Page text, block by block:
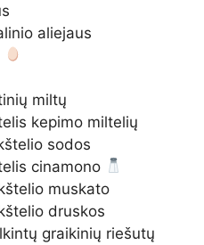
aliejaus
miltų
kepimo miltelių
sodos
cinamono
muskato
druskos
graikinių riešutų